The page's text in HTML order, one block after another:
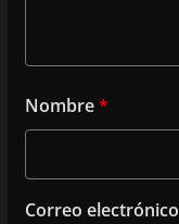
Nombre*
Correo electrónico